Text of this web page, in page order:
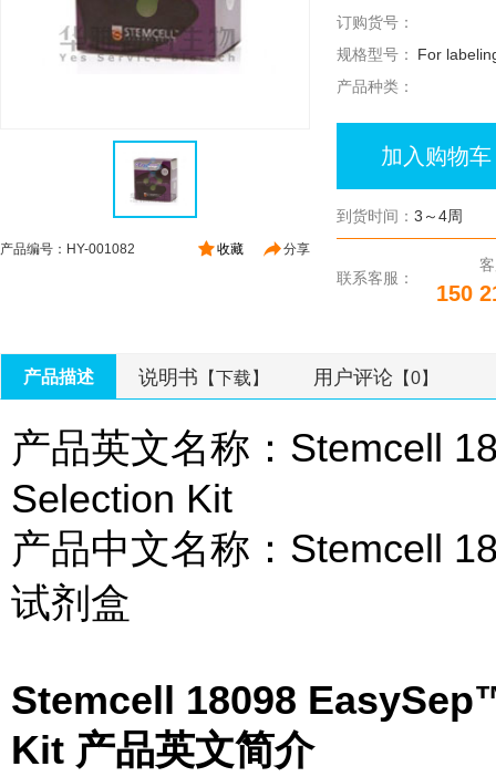
分享
收藏
产品编号：HY-001082
订购货号：
规格型号：
For
产品种类：
加入购物车
到货时间： 3～4周
联系客服：
150
产品描述 说明书 【下载】 用户评论 【0】
产品英文名称：Stemcell
Selection Kit
产品中文名称：Stemcell
试剂盒
Stemcell 18098
Kit 产品英文简介